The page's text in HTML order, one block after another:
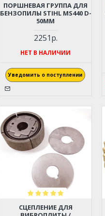
ПОРШНЕВАЯ ГРУППА ДЛЯ
БЕНЗОПИЛЫ STIHL MS440 D-
50ММ
2251р.
НЕТ В НАЛИЧИИ
Уведомить о поступлении
СЦЕПЛЕНИЕ ДЛЯ